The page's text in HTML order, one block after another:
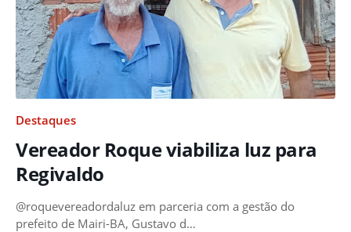
Destaques
Vereador Roque viabiliza luz para
Regivaldo
@roquevereadordaluz em parceria com a gestão do
prefeito de Mairi-BA, Gustavo d…